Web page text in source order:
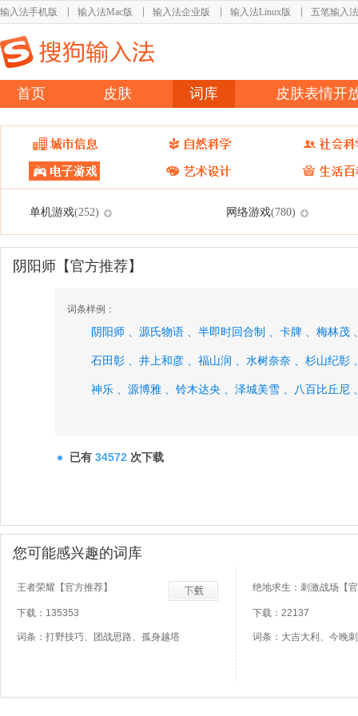
输入法手机版 输入法Mac版 输入法企业版 输入法Linux版 五笔输入法
首页 皮肤 词库 皮肤表情开
单机游戏(252) 网络游戏(780)
阴阳师【官方推荐】
词条样例：
阴阳师 、 源氏物语 、 半即时回合制 、 卡牌 、 梅林茂
石田彰 、 井上和彦 、 福山润 、 水树奈奈 、 杉山纪彰
神乐 、 源博雅 、 铃木达央 、 泽城美雪 、 八百比丘尼
已有 34572 次下载
您可能感兴趣的词库
王者荣耀【官方推荐】
下载：135353
词条：打野技巧、团战思路、孤身越塔
绝地求生：刺激战场【
下载：22137
词条：大吉大利、今晚